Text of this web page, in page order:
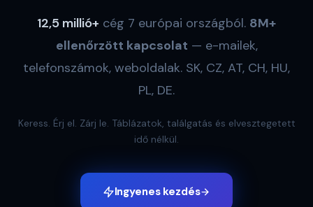
12,5 millió+ cég 7 európai országból. 8M+
ellenőrzött kapcsolat — e-mailek,
telefonszámok, weboldalak. SK, CZ, AT, CH, HU,
PL, DE.
Keress. Érj el. Zárj le. Táblázatok, találgatás és elvesztegetett
idő nélkül.
Ingyenes kezdés